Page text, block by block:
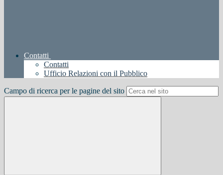
Contatti
Contatti
Ufficio Relazioni con il Pubblico
Campo di ricerca per le pagine del sito